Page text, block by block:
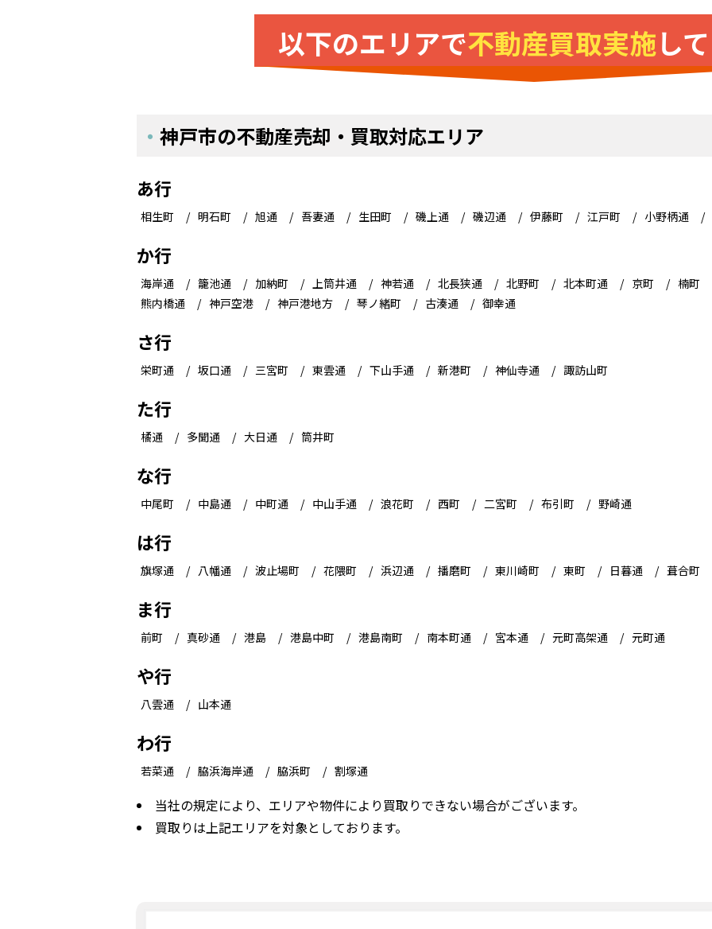
以下のエリアで不動産買取実施し
神戸市の不動産売却・買取対応エリア
あ行
相生町 明石町 旭通 吾妻通 生田町 磯上通 磯辺通 伊藤町 江戸町 小野柄通
か行
海岸通 籠池通 加納町 上筒井通 神若通 北長狭通 北野町 北本町通 京町
楠町
熊内橋通
神戸空港 神戸港地方 琴ノ緒町 古湊通 御幸通
さ行
栄町通 坂口通 三宮町 東雲通 下山手通 新港町 神仙寺通 諏訪山町
た行
橘通 多聞通 大日通 筒井町
な行
中尾町 中島通 中町通 中山手通 浪花町 西町 二宮町 布引町 野崎通
は行
旗塚通 八幡通 波止場町 花隈町 浜辺通 播磨町 東川崎町 東町 日暮通 葺合町
ま行
前町 真砂通 港島 港島中町 港島南町 南本町通 宮本通 元町高架通 元町通
や行
八雲通 山本通
わ行
若菜通 脇浜海岸通 脇浜町 割塚通
当社の規定により、エリアや物件により買取りできない場合がございます。
買取りは上記エリアを対象としております。